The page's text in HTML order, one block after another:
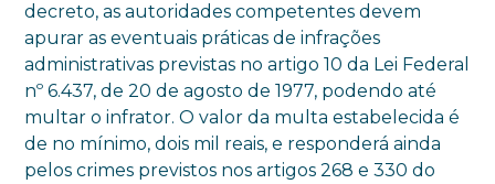
decreto, as autoridades competentes devem
apurar as eventuais práticas de infrações
administrativas previstas no artigo 10 da Lei Federal
nº 6.437, de 20 de agosto de 1977, podendo até
multar o infrator. O valor da multa estabelecida é
de no mínimo, dois mil reais, e responderá ainda
pelos crimes previstos nos artigos 268 e 330 do